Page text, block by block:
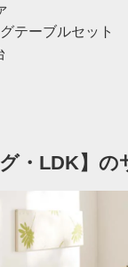
テーブルセット
・LDK】の